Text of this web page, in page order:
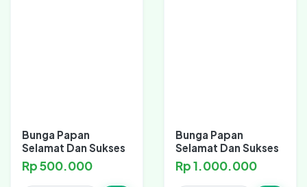
Bunga Papan
Selamat Dan Sukses
Rp 500.000
Bunga Papan
Selamat Dan Sukses
Rp 1.000.000